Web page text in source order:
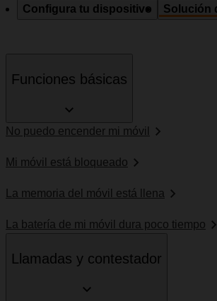
Configura tu dispositivo Solución
Funciones básicas
No puedo encender mi móvil
Mi móvil está bloqueado
La memoria del móvil está llena
La batería de mi móvil dura poco tiempo
Llamadas y contestador